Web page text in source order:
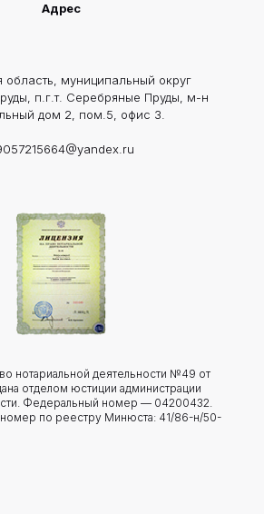
Адрес
область, муниципальный округ
п.г.т. Серебряные Пруды, м-н
дом 2, пом.5, офис 3.
нотариальной деятельности №49 от
отделом юстиции администрации
Федеральный номер — 04200432.
номер по реестру Минюста: 41/86-н/50-